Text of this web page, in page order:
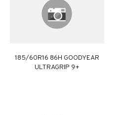
185/60R16 86H GOODYEAR
ULTRAGRIP 9+